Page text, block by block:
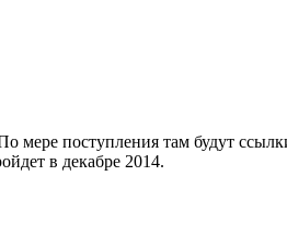
мере поступления там будут
в декабре 2014.